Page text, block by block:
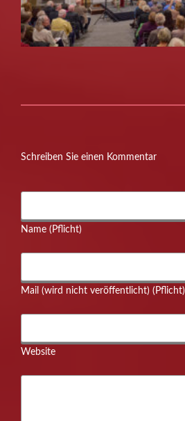
Schreiben Sie einen Kommentar
Name (Pflicht)
Mail (wird nicht veröffentlicht) (Pflicht)
Website